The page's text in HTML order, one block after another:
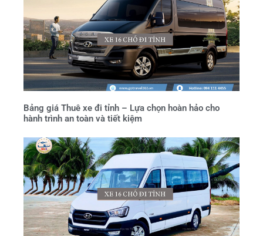
Bảng giá Thuê xe đi tỉnh – Lựa chọn hoàn hảo cho
hành trình an toàn và tiết kiệm